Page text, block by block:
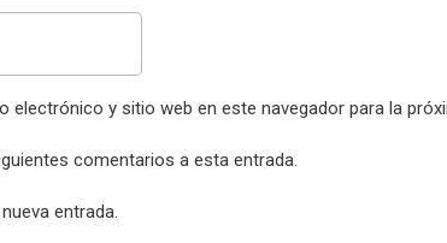
electrónico y sitio web en este navegador para la
comentarios a esta entrada.
entrada.